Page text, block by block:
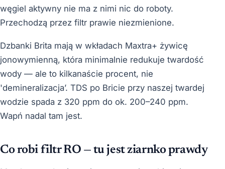
węgiel aktywny nie ma z nimi nic do roboty.
Przechodzą przez filtr prawie niezmienione.
Dzbanki Brita mają w wkładach Maxtra+ żywicę
jonowymienną, która minimalnie redukuje twardość
wody — ale to kilkanaście procent, nie
'demineralizacja’. TDS po Bricie przy naszej twardej
wodzie spada z 320 ppm do ok. 200–240 ppm.
Wapń nadal tam jest.
Co robi filtr RO — tu jest ziarnko prawdy